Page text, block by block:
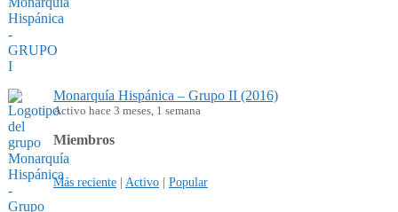
Monarquía Hispánica – Grupo II (2016)
Activo hace 3 meses, 1 semana
Miembros
Más reciente | Activo | Popular